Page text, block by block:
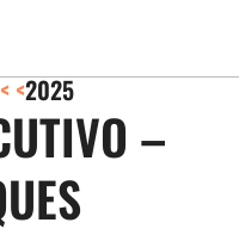
<2025
–